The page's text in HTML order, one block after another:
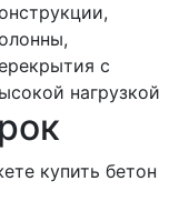
с
нагрузкой
купить бетон